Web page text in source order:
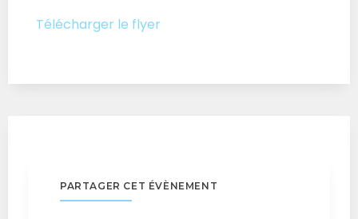
Télécharger le flyer
PARTAGER CET ÉVÈNEMENT